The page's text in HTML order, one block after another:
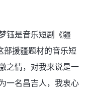
是音乐短剧《疆
部援疆题材的音乐短
之情，对我来说是一
一名昌吉人，我衷心